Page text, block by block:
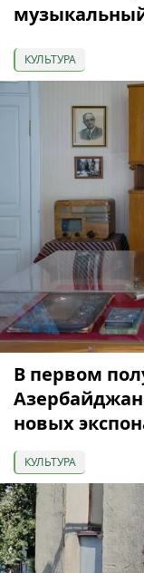
КУЛЬТУРА
В первом
новых
КУЛЬТУРА